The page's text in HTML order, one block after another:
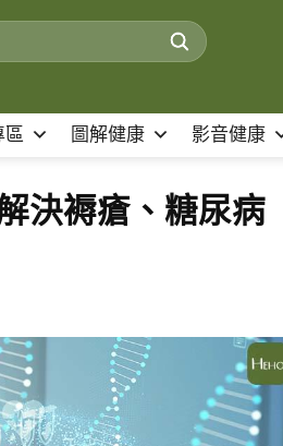
區 圖解健康 影音健康
決褥瘡、糖尿病